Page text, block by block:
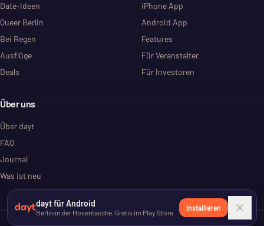
Date-Ideen
Queer Berlin
Bei Regen
Ausflüge
Deals
iPhone App
Android App
Features
Für Veranstalter
Für Investoren
Über uns
Über dayt
FAQ
Journal
Was ist neu
dayt für Android
Berlin in der Hosentasche. Gratis im Play Store.
Installieren